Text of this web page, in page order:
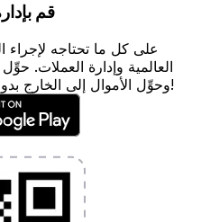
قم
العالمية وإدارة العملات.
وحوِّل الأموال إلى الخارج بدون رسوم خفية. قم بالتحميل اليوم!